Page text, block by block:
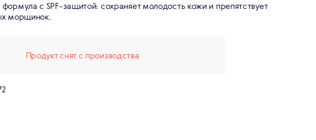
с SPF-защитой: сохраняет молодость кожи и препятствует
морщинок.
Продукт снят с производства